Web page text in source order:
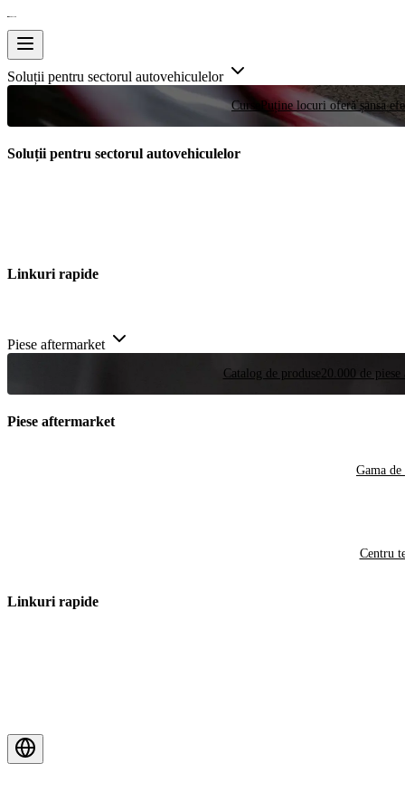
Soluții pentru sectorul autovehiculelor
Curse Puține locuri oferă șansa
Soluții pentru sectorul autovehiculelor
Linkuri rapide
Piese aftermarket
Catalog de produse 20.000 de
Piese aftermarket
Gama de
Centru
Linkuri rapide